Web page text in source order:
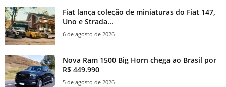
Fiat lança coleção de miniaturas do Fiat 147,
Uno e Strada...
6 de agosto de 2026
Nova Ram 1500 Big Horn chega ao Brasil por
R$ 449.990
5 de agosto de 2026